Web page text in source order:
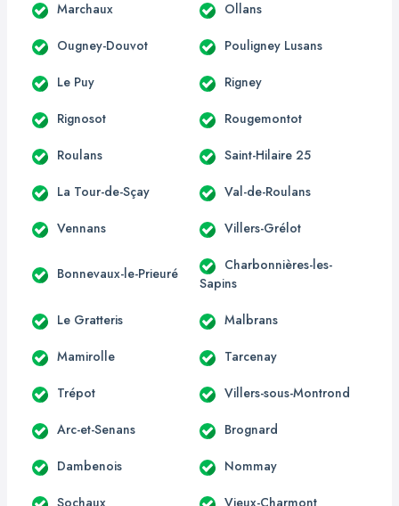
Marchaux Ollans
Ougney-Douvot Pouligney Lusans
Le Puy Rigney
Rignosot Rougemontot
Roulans Saint-Hilaire 25
La Tour-de-Sçay Val-de-Roulans
Vennans Villers-Grélot
Bonnevaux-le-Prieuré
Charbonnières-les-
Sapins
Le Gratteris Malbrans
Mamirolle Tarcenay
Trépot Villers-sous-Montrond
Arc-et-Senans Brognard
Dambenois Nommay
Sochaux Vieux-Charmont